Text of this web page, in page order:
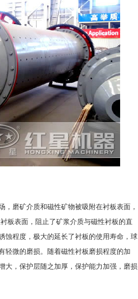
磨矿介质和磁性矿物被吸附在衬板表面，
板表面，阻止了矿浆介质与磁性衬板的直
蚀程度，极大的延长了衬板的使用寿命，球
轻微的磨损。随着磁性衬板磨损程度的加
大，保护层随之加厚，保护能力加强，磨损